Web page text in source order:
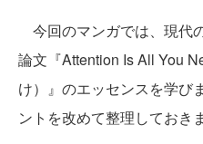
今回のマンガでは、現代
論文『Attention Is All You
け）』のエッセンスを学び
ントを改めて整理しておき